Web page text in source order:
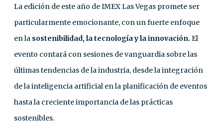
La edición de este año de IMEX Las Vegas promete ser
particularmente emocionante, con un fuerte enfoque
en la sostenibilidad, la tecnología y la innovación. El
evento contará con sesiones de vanguardia sobre las
últimas tendencias de la industria, desde la integración
de la inteligencia artificial en la planificación de eventos
hasta la creciente importancia de las prácticas
sostenibles.